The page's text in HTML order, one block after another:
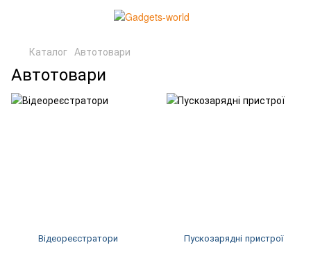
Каталог Автотовари
Автотовари
Відеореєстратори Пускозарядні пристрої